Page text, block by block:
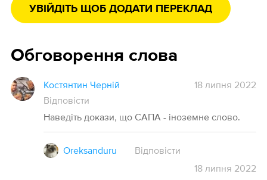
УВІЙДІТЬ ЩОБ ДОДАТИ ПЕРЕКЛАД
Обговорення слова
Костянтин Черній
18 липня 2022
Відповісти
Наведіть докази, що САПА - іноземне слово.
Oreksanduru
Відповісти
18 липня 2022